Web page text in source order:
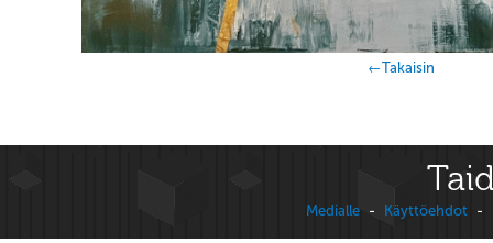
←Takaisin
Medialle - Käyttöehdot -